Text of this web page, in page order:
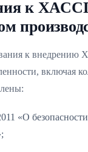
к
к внедрению
включая
«О